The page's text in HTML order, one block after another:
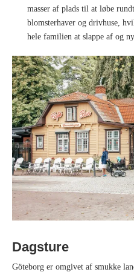
masser af plads til at løbe
blomsterhaver og drivhuse,
hele familien at slappe af og
Dagsture
Göteborg er omgivet af smukke